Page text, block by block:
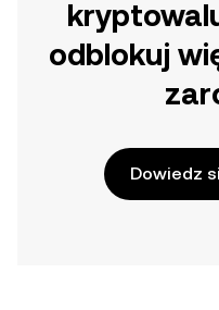
odblokuj
Dowiedz